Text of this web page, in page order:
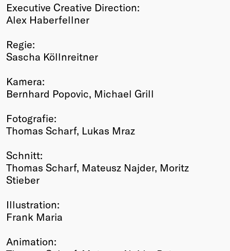
Executive Creative Direction:
Alex Haberfellner
Regie:
Sascha Köllnreitner
Kamera:
Bernhard Popovic, Michael Grill
Fotografie:
Thomas Scharf, Lukas Mraz
Schnitt:
Thomas Scharf, Mateusz Najder, Moritz
Stieber
Illustration:
Frank Maria
Animation: